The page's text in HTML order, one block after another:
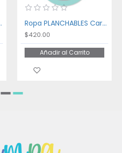
Kitchen Ropa PLANCHABLES Cartoon Cat
$420.00
Añadir al Carrito